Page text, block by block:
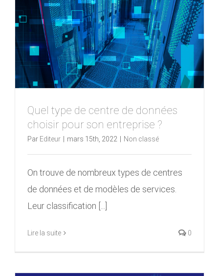
Quel type de centre de données
choisir pour son entreprise ?
Par Editeur mars 15th, 2022 Non classé
On trouve de nombreux types de centres
de données et de modèles de services.
Leur classification [...]
Lire la suite 0